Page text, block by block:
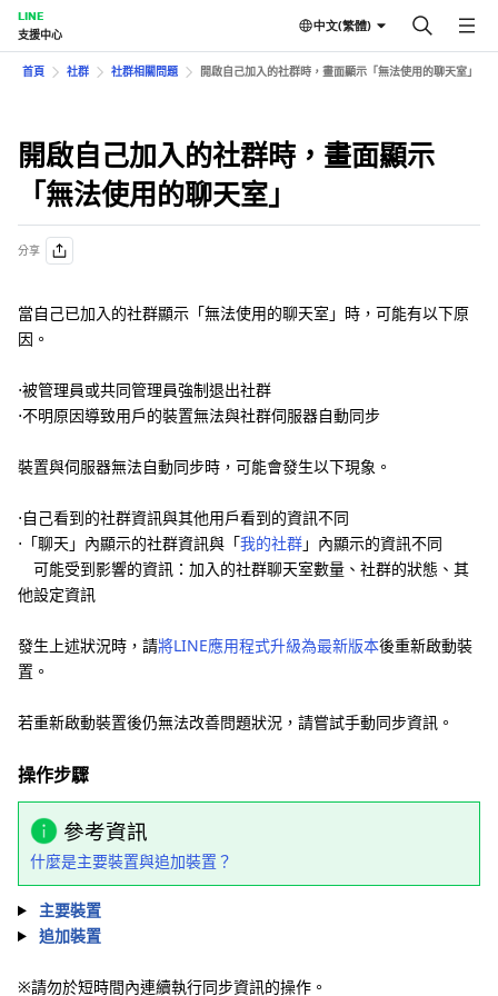
LINE
支援中心
中文(繁體)
首頁 社群 社群相關問題 開啟自己加入的社群時，畫面顯示「無法使用的聊天室」
開啟自己加入的社群時，畫面顯示
「無法使用的聊天室」
分享
當自己已加入的社群顯示「無法使用的聊天室」時，可能有以下原
因。
⋅被管理員或共同管理員強制退出社群
⋅不明原因導致用戶的裝置無法與社群伺服器自動同步
裝置與伺服器無法自動同步時，可能會發生以下現象。
⋅自己看到的社群資訊與其他用戶看到的資訊不同
⋅「聊天」內顯示的社群資訊與「我的社群」內顯示的資訊不同
可能受到影響的資訊：加入的社群聊天室數量、社群的狀態、其
他設定資訊
發生上述狀況時，請將LINE應用程式升級為最新版本後重新啟動裝
置。
若重新啟動裝置後仍無法改善問題狀況，請嘗試手動同步資訊。
操作步驟
參考資訊
什麼是主要裝置與追加裝置？
主要裝置
追加裝置
※請勿於短時間內連續執行同步資訊的操作。